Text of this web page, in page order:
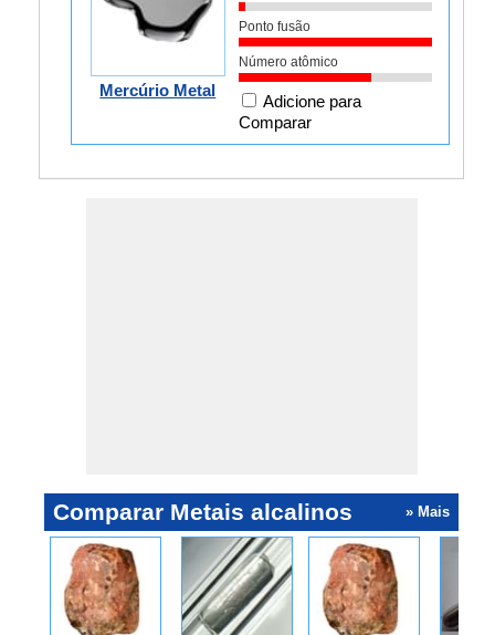
Mercúrio Metal
Ponto fusão
Número atômico
Adicione para
Comparar
Comparar Metais alcalinos » Mais